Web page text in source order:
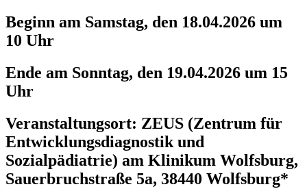
Beginn am Samstag, den 18.04.2026 um
10 Uhr
Ende am Sonntag, den 19.04.2026 um 15
Uhr
Veranstaltungsort: ZEUS (Zentrum für
Entwicklungsdiagnostik und
Sozialpädiatrie) am Klinikum Wolfsburg,
Sauerbruchstraße 5a, 38440 Wolfsburg*